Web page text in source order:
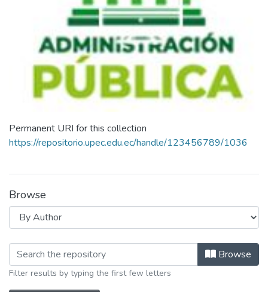
Permanent URI for this collection
https://repositorio.upec.edu.ec/handle/123456789/1036
Browse
Browsing Maestria en Browse
Filter results by typing the first few letters